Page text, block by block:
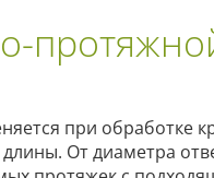
при обработке
От диаметра